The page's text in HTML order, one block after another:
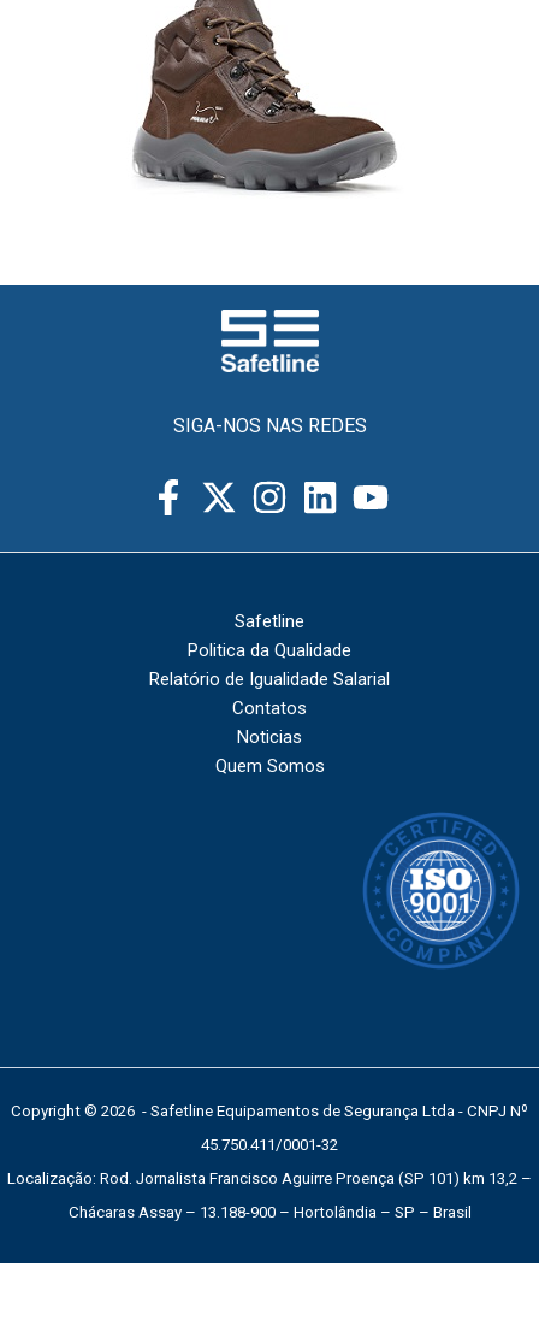
SIGA-NOS NAS REDES
Safetline
Politica da Qualidade
Relatório de Igualidade Salarial
Contatos
Noticias
Quem Somos
Copyright © 2026 - Safetline Equipamentos de Segurança Ltda - CNPJ Nº
45.750.411/0001-32
Localização: Rod. Jornalista Francisco Aguirre Proença (SP 101) km 13,2 –
Chácaras Assay – 13.188-900 – Hortolândia – SP – Brasil